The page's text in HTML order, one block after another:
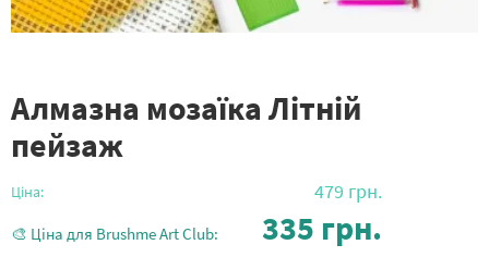
Алмазна мозаїка Літній
пейзаж
Ціна: 479 грн.
🎨 Ціна для Brushme Art Club: 335 грн.